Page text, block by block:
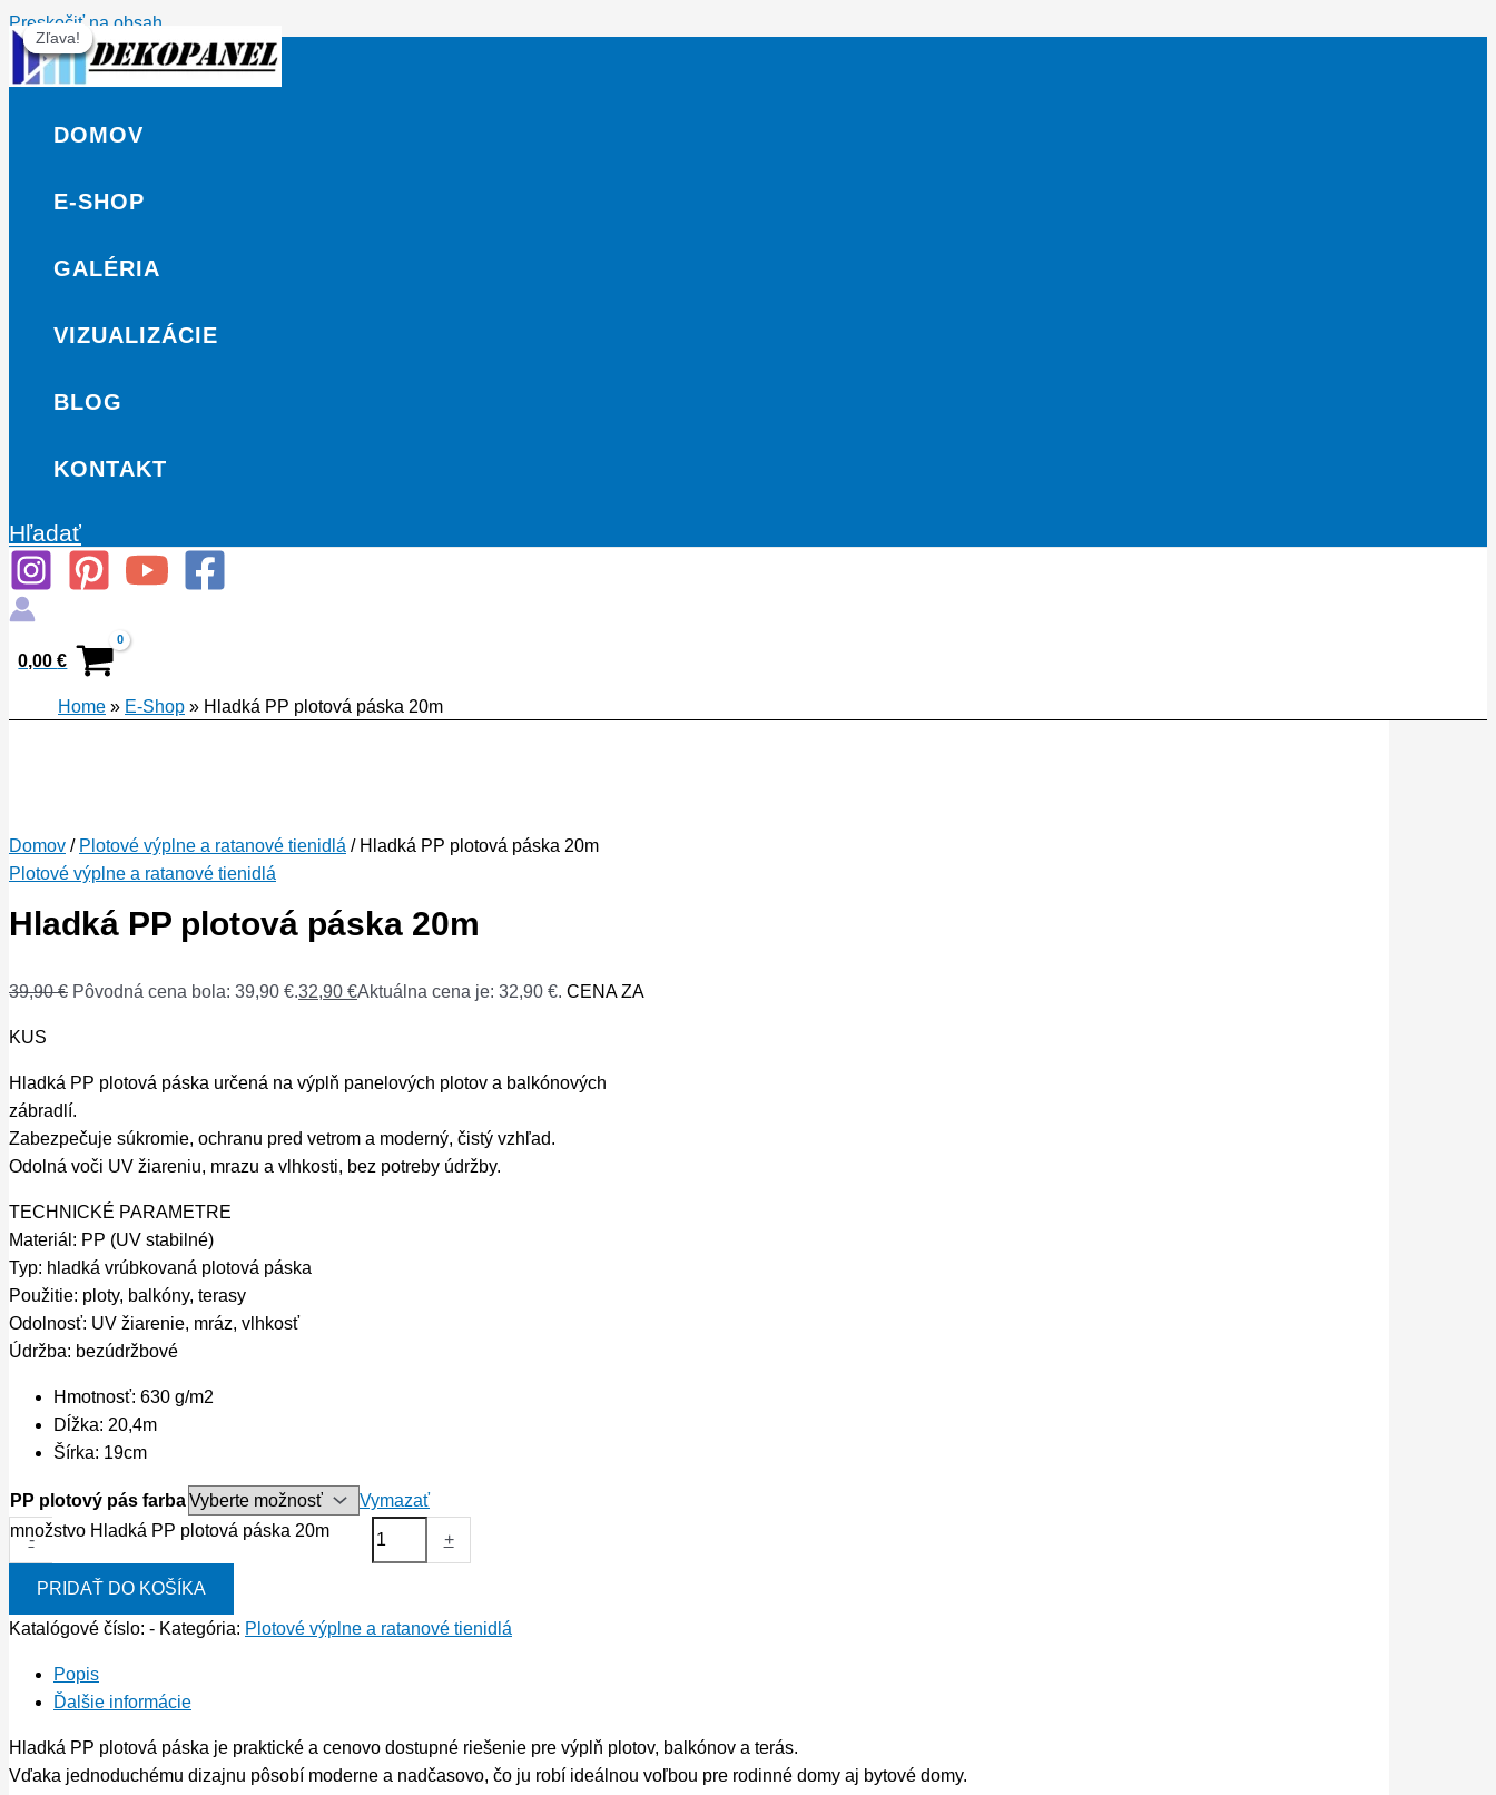
Preskočiť na obsah
DOMOV
E-SHOP
GALÉRIA
VIZUALIZÁCIE
BLOG
KONTAKT
Hľadať
0,00€
Home » E-Shop » Hladká PP plotová páska 20m
Zľava!
Domov / Plotové výplne a ratanové tienidlá / Hladká PP plotová páska 20m
Plotové výplne a ratanové tienidlá
Hladká PP plotová páska 20m
39,90€ Pôvodná cena bola: 39,90 €.32,90 €Aktuálna cena je: 32,90 €. CENA ZA
KUS
Hladká PP plotová páska určená na výplň panelových plotov a balkónových
zábradlí.
Zabezpečuje súkromie, ochranu pred vetrom a moderný, čistý vzhľad.
Odolná voči UV žiareniu, mrazu a vlhkosti, bez potreby údržby.
TECHNICKÉ PARAMETRE
Materiál: PP (UV stabilné)
Typ: hladká vrúbkovaná plotová páska
Použitie: ploty, balkóny, terasy
Odolnosť: UV žiarenie, mráz, vlhkosť
Údržba: bezúdržbové
Hmotnosť: 630 g/m2
Dĺžka: 20,4m
Šírka: 19cm
PP plotový pás farba Vymazať
-
množstvo Hladká PP plotová páska 20m +
PRIDAŤ DO KOŠÍKA
Katalógové číslo: - Kategória: Plotové výplne a ratanové tienidlá
Popis
Ďalšie informácie
Hladká PP plotová páska je praktické a cenovo dostupné riešenie pre výplň plotov, balkónov a terás.
Vďaka jednoduchému dizajnu pôsobí moderne a nadčasovo, čo ju robí ideálnou voľbou pre rodinné domy aj bytové domy.
Zľava!
Zľava!
Zľava!
Zľava!